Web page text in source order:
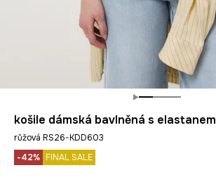
košile dámská bavlněná s elastanem
růžová RS26-KDD603
-42% FINAL SALE